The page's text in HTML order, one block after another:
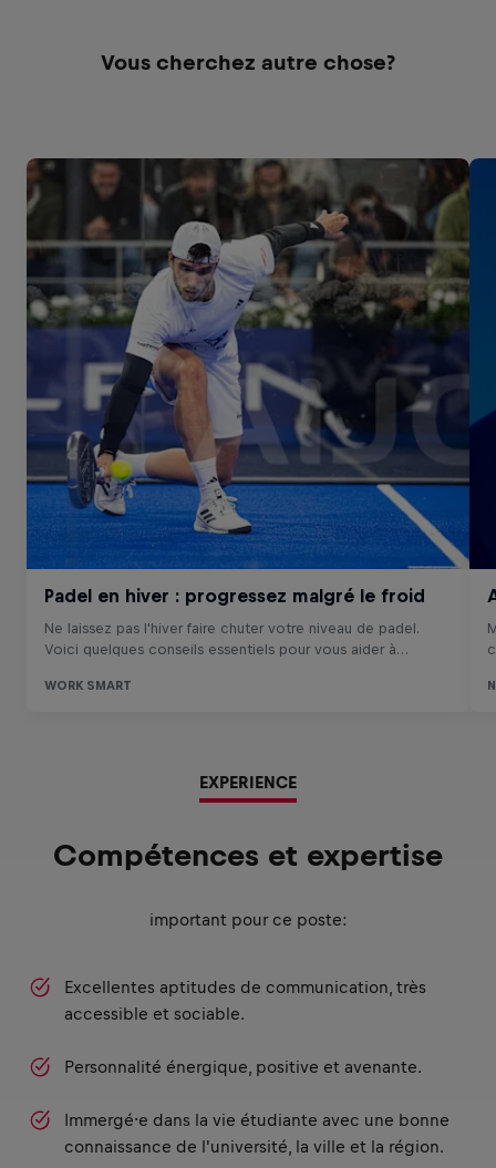
Vous cherchez autre chose?
EXPERIENCE
Compétences et expertise
important pour ce poste:
Excellentes aptitudes de communication, très
accessible et sociable.
Personnalité énergique, positive et avenante.
Immergé⸱e dans la vie étudiante avec une bonne
connaissance de l'université, la ville et la région.